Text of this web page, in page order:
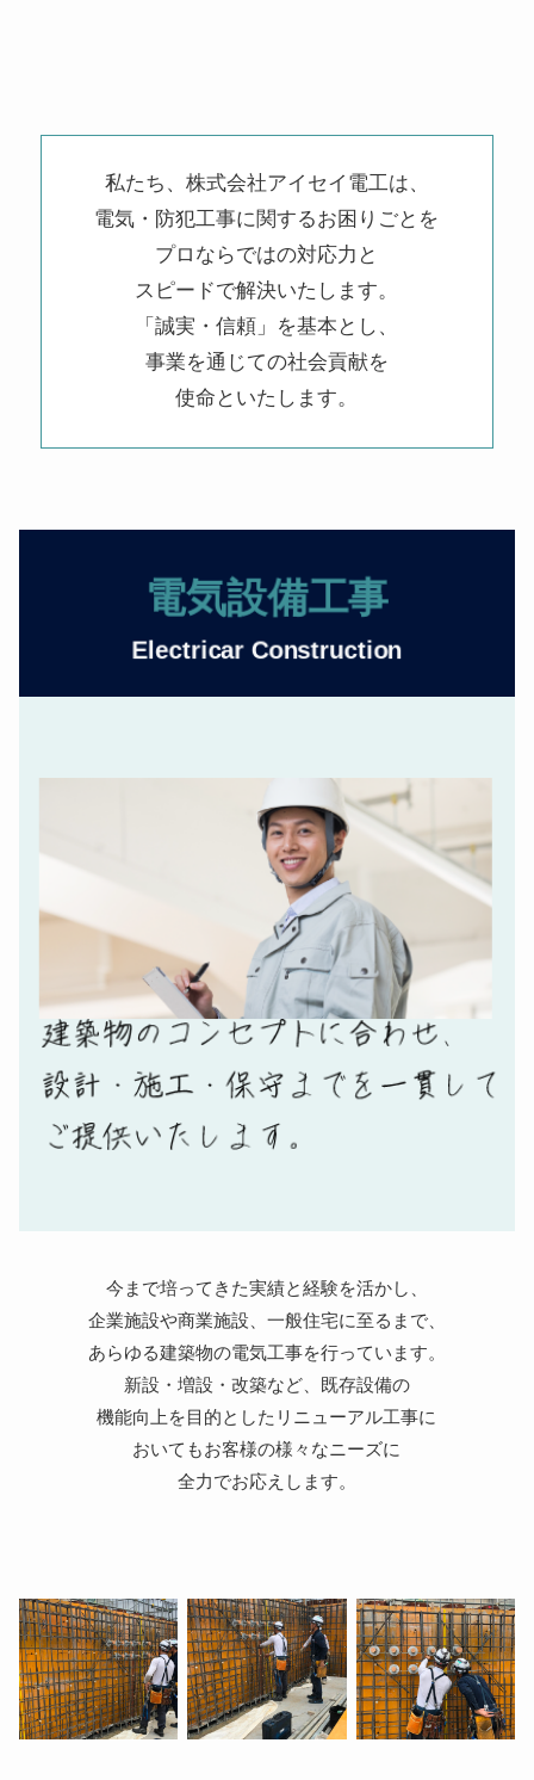
私たち、株式会社アイセイ電工は、
電気・防犯工事に関するお困りごとを
プロならではの対応力と
スピードで解決いたします。
「誠実・信頼」を基本とし、
事業を通じての社会貢献を
使命といたします。
電気設備工事
Electricar Construction
今まで培ってきた実績と経験を活かし、
企業施設や商業施設、一般住宅に至るまで、
あらゆる建築物の電気工事を行っています。
新設・増設・改築など、既存設備の
機能向上を目的としたリニューアル工事に
おいてもお客様の様々なニーズに
全力でお応えします。